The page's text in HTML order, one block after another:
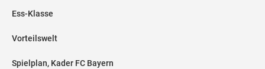
Ess-Klasse
Vorteilswelt
Spielplan, Kader FC Bayern